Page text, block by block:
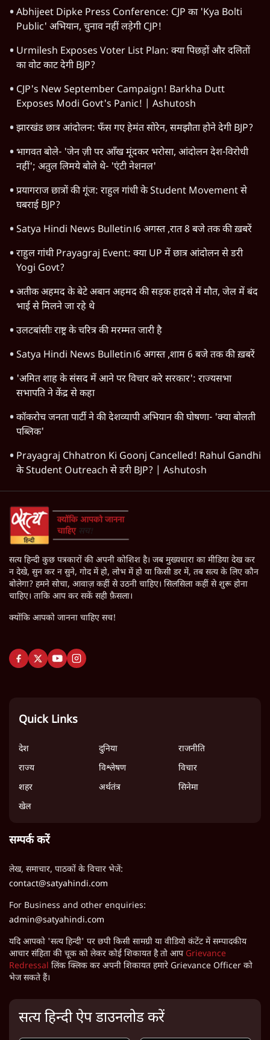
Abhijeet Dipke Press Conference: CJP का 'Kya Bolti
Public' अभियान, चुनाव नहीं लड़ेगी CJP!
Urmilesh Exposes Voter List Plan: क्या पिछड़ों और दलितों
का वोट काट देगी BJP?
CJP's New September Campaign! Barkha Dutt
Exposes Modi Govt's Panic! | Ashutosh
झारखंड छात्र आंदोलन: फँस गए हेमंत सोरेन, समझौता होने देगी BJP?
भागवत बोले- 'जेन ज़ी पर आँख मूंदकर भरोसा, आंदोलन देश-विरोधी
नहीं'; अतुल लिमये बोले थे- 'एंटी नेशनल'
प्रयागराज छात्रों की गूंज: राहुल गांधी के Student Movement से
घबराई BJP?
Satya Hindi News Bulletin।6 अगस्त ,रात 8 बजे तक की ख़बरें
राहुल गांधी Prayagraj Event: क्या UP में छात्र आंदोलन से डरी
Yogi Govt?
अतीक अहमद के बेटे अबान अहमद की सड़क हादसे में मौत, जेल में बंद
भाई से मिलने जा रहे थे
उलटबांसीः राष्ट्र के चरित्र की मरम्मत जारी है
Satya Hindi News Bulletin।6 अगस्त ,शाम 6 बजे तक की ख़बरें
'अमित शाह के संसद में आने पर विचार करे सरकार': राज्यसभा
सभापति ने केंद्र से कहा
कॉकरोच जनता पार्टी ने की देशव्यापी अभियान की घोषणा- 'क्या बोलती
पब्लिक'
Prayagraj Chhatron Ki Goonj Cancelled! Rahul Gandhi
के Student Outreach से डरी BJP? | Ashutosh
सत्य हिन्दी कुछ पत्रकारों की अपनी कोशिश है। जब मुख्यधारा का मीडिया देख कर
न देखे, सुन कर न सुने, गोद में हो, लोभ में हो या किसी डर में, तब सत्य के लिए कौन
बोलेगा? हमने सोचा, आवाज़ कहीं से उठनी चाहिए। सिलसिला कहीं से शुरू होना
चाहिए। ताकि आप कर सकें सही फ़ैसला।
क्योंकि आपको जानना चाहिए सच!
Quick Links
देश दुनिया
राजनीति
राज्य
विश्लेषण
विचार
शहर
अर्थतंत्र
सिनेमा
खेल
सम्पर्क करें
लेख, समाचार, पाठकों के विचार भेजें:
contact@satyahindi.com
For Business and other enquiries:
admin@satyahindi.com
यदि आपको 'सत्य हिन्दी' पर छपी किसी सामग्री या वीडियो कंटेंट में सम्पादकीय
आचार संहिता की चूक को लेकर कोई शिकायत है तो आप Grievance
Redressal लिंक क्लिक कर अपनी शिकायत हमारे Grievance Officer को
भेज सकते हैं।
सत्य हिन्दी ऐप डाउनलोड करें